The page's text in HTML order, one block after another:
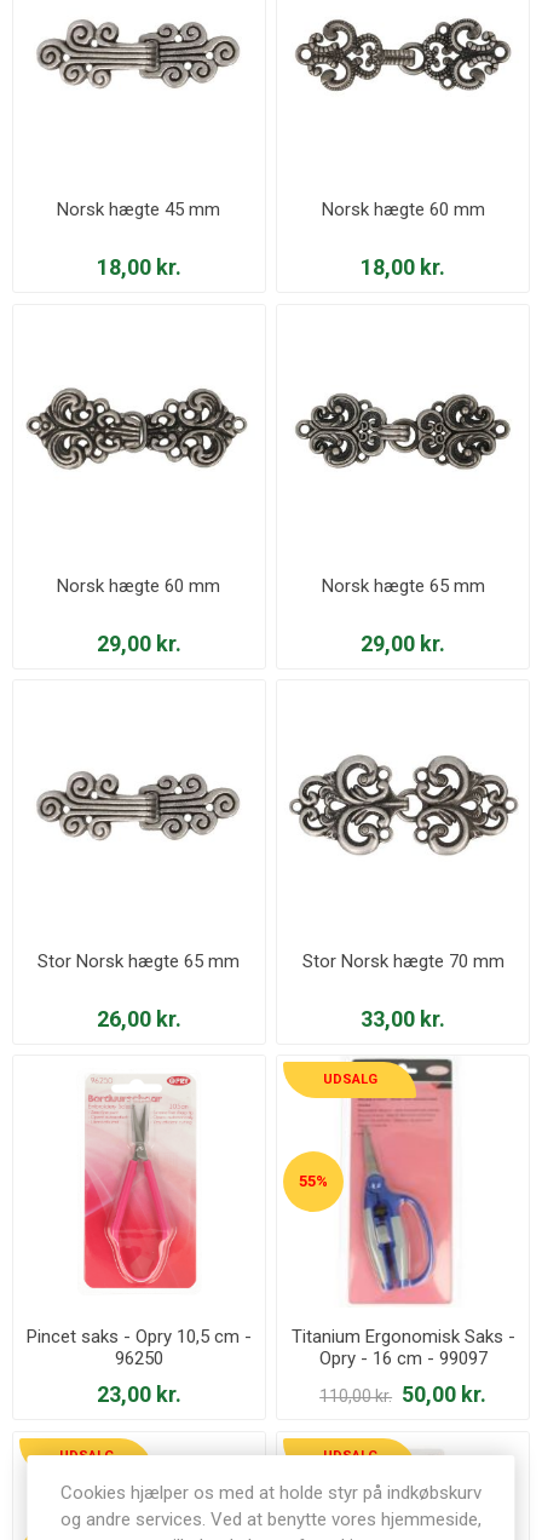
Norsk hægte 45 mm
18,00 kr.
Norsk hægte 60 mm
18,00 kr.
Norsk hægte 60 mm
29,00 kr.
Norsk hægte 65 mm
29,00 kr.
Stor Norsk hægte 65 mm
26,00 kr.
Stor Norsk hægte 70 mm
33,00 kr.
Pincet saks - Opry 10,5 cm -
96250
23,00 kr.
UDSALG
55%
Titanium Ergonomisk Saks -
Opry - 16 cm - 99097
110,00 kr. 50,00 kr.
UDSALG UDSALG
Cookies hjælper os med at holde styr på indkøbskurv
og andre services. Ved at benytte vores hjemmeside,